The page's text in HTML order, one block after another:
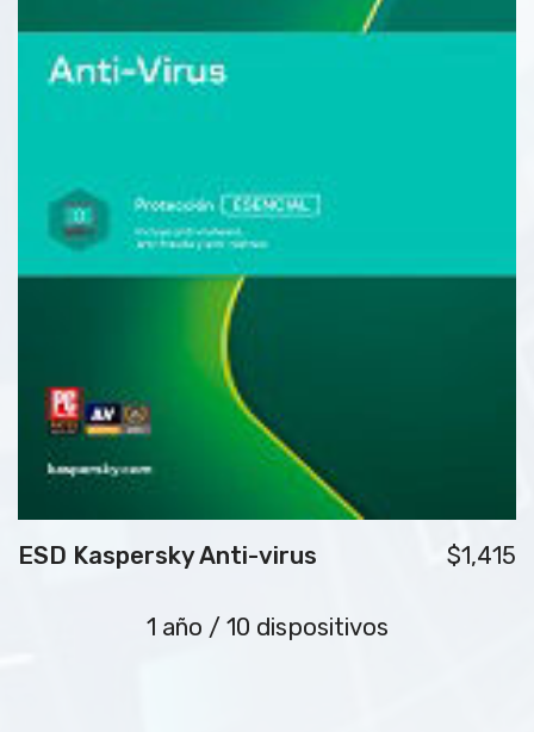
ESD Kaspersky Anti-virus $1,415
1 año / 10 dispositivos